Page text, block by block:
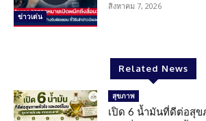
ข่าวเด่น
สิงหาคม 7, 2026
Related News
สุขภาพ
เปิด 6 น้ำมันที่ดีต่อสุข